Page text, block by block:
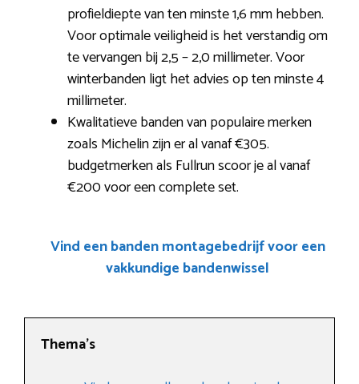
profieldiepte van ten minste 1,6 mm hebben.
Voor optimale veiligheid is het verstandig om
te vervangen bij 2,5 – 2,0 millimeter. Voor
winterbanden ligt het advies op ten minste 4
millimeter.
Kwalitatieve banden van populaire merken
zoals Michelin zijn er al vanaf €305.
budgetmerken als Fullrun scoor je al vanaf
€200 voor een complete set.
Vind een banden montagebedrijf voor een
vakkundige bandenwissel
Thema’s